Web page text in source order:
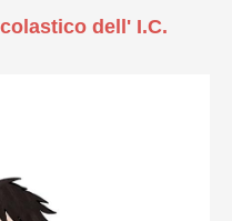
dell' I.C.